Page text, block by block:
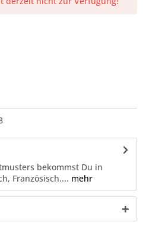
bekommst Du in
Französisch.... mehr